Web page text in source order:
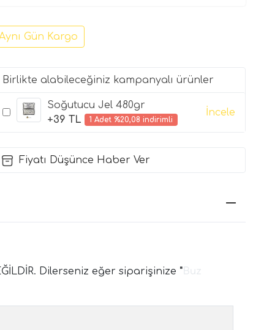
Gün Kargo
Birlikte alabileceğiniz kampanyalı ürünler
Soğutucu Jel 480gr
+39 TL
1 Adet %20,08 indirimli
İncele
Fiyatı Düşünce Haber Ver
Dilerseniz eğer siparişinize "